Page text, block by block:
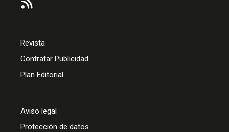
Revista
Contratar Publicidad
Plan Editorial
Aviso legal
Protección de datos